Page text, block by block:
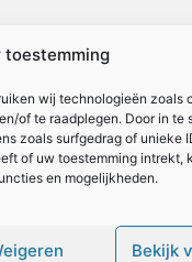
toestemming
wij technologieën zoals
of te raadplegen. Door in te
zoals surfgedrag of unieke
of uw toestemming intrekt,
en mogelijkheden.
Bekijk
een inkomstenbron